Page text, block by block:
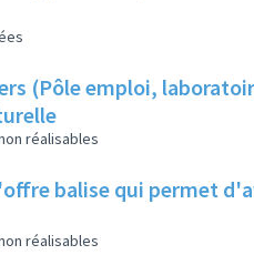
(Pôle emploi,
réalisables
balise qui permet
réalisables